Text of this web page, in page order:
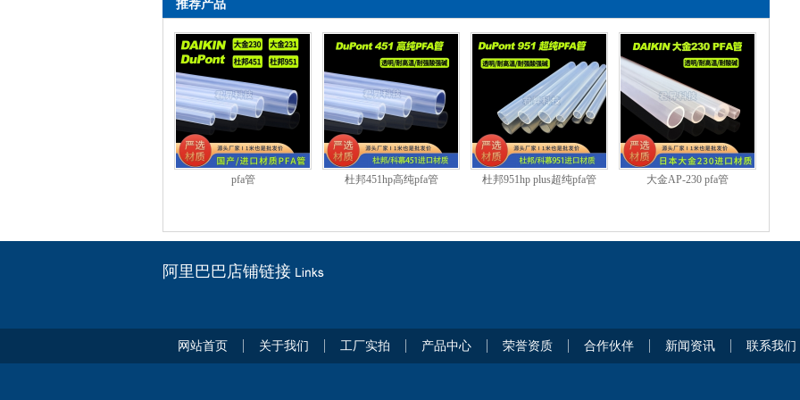
推荐产品
pfa管 杜邦451hp高纯pfa管 杜邦951hp plus超纯pfa管 大金AP-230 pfa管
阿里巴巴店铺链接
网站首页 关于我们 工厂实拍 产品中心 荣誉资质 合作伙伴 新闻资讯 联系我们